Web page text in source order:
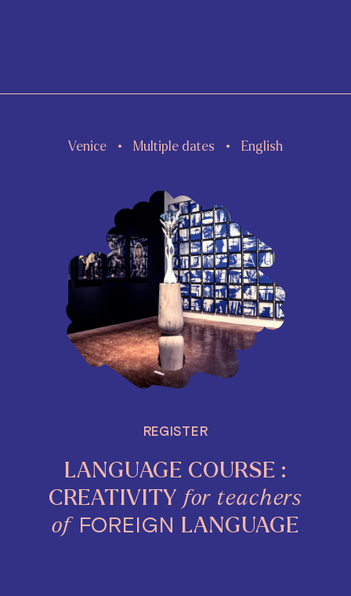
Venice Multiple dates English
REGISTER
LANGUAGE COURSE :
CREATIVITY for teachers
ofFOREIGN LANGUAGE